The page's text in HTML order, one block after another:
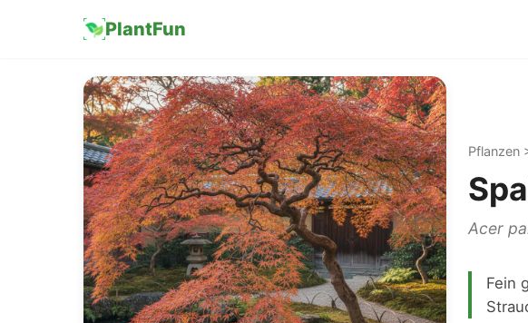
PlantFun
Pflanzen
Acer
Fein